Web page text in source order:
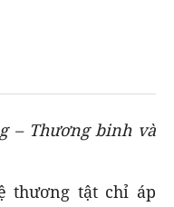
– Thương binh và
thương tật chỉ áp